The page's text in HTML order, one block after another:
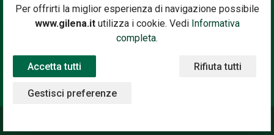
Per offrirti la miglior esperienza di navigazione possibile
www.gilena.itutilizza i cookie. Vedi Informativa
completa.
Accetta tutti Rifiuta tutti
Gestisci preferenze
Newsletter
Iscriviti subito alla nostra newsletter. Riceverai prima di tutti le
novità, le offerte, i prossimi eventi...
Indirizzo Email
Iscriviti